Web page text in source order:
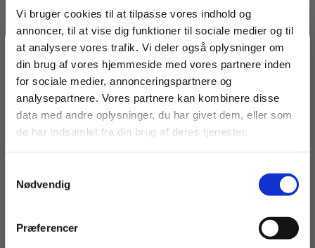
Vi bruger cookies til at tilpasse vores indhold og
annoncer, til at vise dig funktioner til sociale medier og til
at analysere vores trafik. Vi deler også oplysninger om
din brug af vores hjemmeside med vores partnere inden
for sociale medier, annonceringspartnere og
analysepartnere. Vores partnere kan kombinere disse
data med andre oplysninger, du har givet dem, eller som
de har indsamlet fra din brug af deres tjenester.
Nødvendig
Præferencer
Valnød
Specifikationer
Bordtykkelse 3 cm
Anbefalinger til dig
Spar 20% på dit første køb
Bliv medlem af Indbo Møblers kundeklub!
20% rabat på dit første køb
og modtag vores
nyhedsbrev med tilbud, nyheder, inspiration og
invitationer til eksklusive events.